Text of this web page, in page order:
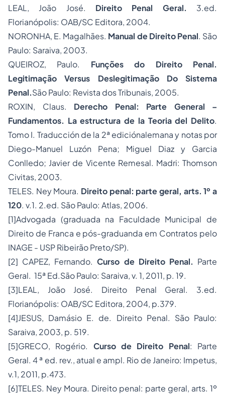
LEAL, João José. Direito Penal Geral. 3.ed.
Florianópolis: OAB/SC Editora, 2004.
NORONHA, E. Magalhães. Manual de Direito Penal. São
Paulo: Saraiva, 2003.
QUEIROZ, Paulo. Funções do Direito Penal.
Legitimação Versus Deslegitimação Do Sistema
Penal.São Paulo: Revista dos Tribunais, 2005.
ROXIN, Claus. Derecho Penal: Parte General –
Fundamentos. La estructura de la Teoria del Delito.
Tomo I. Traducción de la 2ª ediciónalemana y notas por
Diego-Manuel Luzón Pena; Miguel Diaz y Garcia
Conlledo; Javier de Vicente Remesal. Madri: Thomson
Civitas, 2003.
TELES. Ney Moura. Direito penal: parte geral, arts. 1º a
120. v.1. 2.ed. São Paulo: Atlas, 2006.
[1]Advogada (graduada na Faculdade Municipal de
Direito de Franca e pós-graduanda em Contratos pelo
INAGE - USP Ribeirão Preto/SP).
[2] CAPEZ, Fernando.Curso de Direito Penal. Parte
Geral. 15ª Ed.São Paulo: Saraiva, v. 1, 2011, p. 19.
[3]LEAL, João José. Direito Penal Geral. 3.ed.
Florianópolis: OAB/SC Editora, 2004, p.379.
[4]JESUS, Damásio E. de. Direito Penal. São Paulo:
Saraiva, 2003, p. 519.
[5]GRECO, Rogério. Curso de Direito Penal: Parte
Geral. 4 ª ed. rev., atual e ampl. Rio de Janeiro: Impetus,
v.1, 2011, p.473.
[6]TELES. Ney Moura. Direito penal: parte geral, arts. 1º